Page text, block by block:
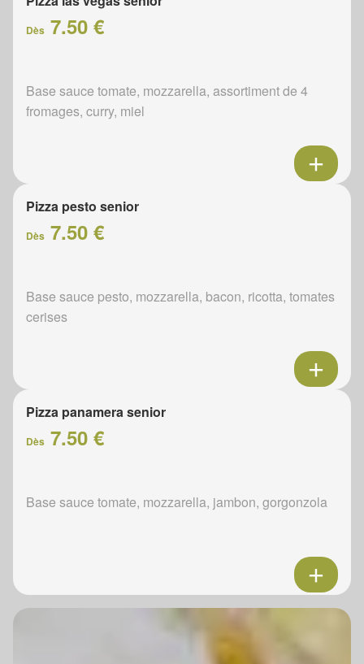
Dès 7.50 €
Base sauce tomate, mozzarella, assortiment de 4
fromages, curry, miel
Pizza pesto senior
Dès 7.50 €
Base sauce pesto, mozzarella, bacon, ricotta, tomates
cerises
Pizza panamera senior
Dès 7.50 €
Base sauce tomate, mozzarella, jambon, gorgonzola